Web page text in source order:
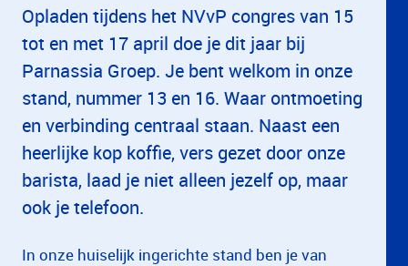
Opladen tijdens het NVvP congres van 15
tot en met 17 april doe je dit jaar bij
Parnassia Groep. Je bent welkom in onze
stand, nummer 13 en 16. Waar ontmoeting
en verbinding centraal staan. Naast een
heerlijke kop koffie, vers gezet door onze
barista, laad je niet alleen jezelf op, maar
ook je telefoon.
In onze huiselijk ingerichte stand ben je van